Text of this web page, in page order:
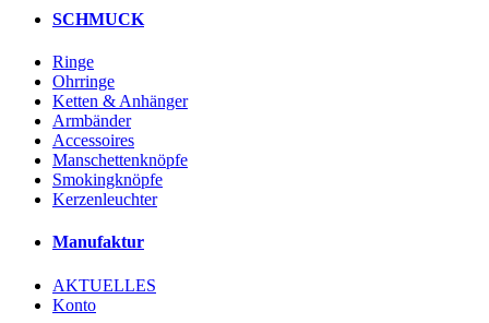
SCHMUCK
Ringe
Ohrringe
Ketten & Anhänger
Armbänder
Accessoires
Manschettenknöpfe
Smokingknöpfe
Kerzenleuchter
Manufaktur
AKTUELLES
Konto